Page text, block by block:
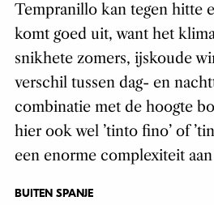
Tempranillo kan tegen hitte
komt goed uit, want het
snikhete zomers, ijskoude
verschil tussen dag- en
combinatie met de hoogte
hier ook wel ’tinto fino’ of
een enorme complexiteit
BUITEN SPANJE